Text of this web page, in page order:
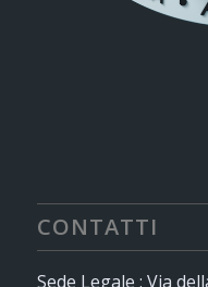
CONTATTI
Sede Legale : Via